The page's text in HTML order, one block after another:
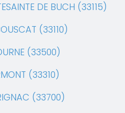
DE BUCH (33115)
(33110)
(33500)
(33310)
(33700)